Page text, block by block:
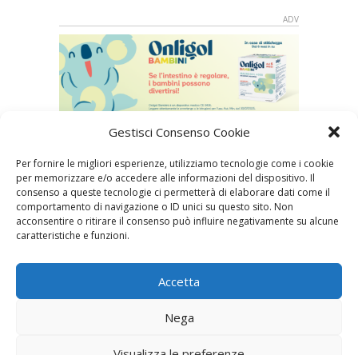
Gestisci Consenso Cookie
Per fornire le migliori esperienze, utilizziamo tecnologie come i cookie
per memorizzare e/o accedere alle informazioni del dispositivo. Il
consenso a queste tecnologie ci permetterà di elaborare dati come il
comportamento di navigazione o ID unici su questo sito. Non
acconsentire o ritirare il consenso può influire negativamente su alcune
caratteristiche e funzioni.
Accetta
Nega
Speciali in evidenza